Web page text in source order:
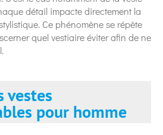
détail impacte directement la
Ce phénomène se répète
quel vestiaire éviter afin de ne
vestes
pour homme